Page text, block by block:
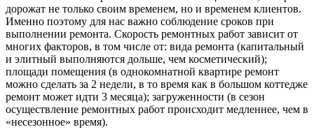
дорожат не только своим временем, но и временем клиентов.
Именно поэтому для нас важно соблюдение сроков при
выполнении ремонта. Скорость ремонтных работ зависит от
многих факторов, в том числе от: вида ремонта (капитальный
и элитный выполняются дольше, чем косметический);
площади помещения (в однокомнатной квартире ремонт
можно сделать за 2 недели, в то время как в большом коттедже
ремонт может идти 3 месяца); загруженности (в сезон
осуществление ремонтных работ происходит медленнее, чем в
«несезонное» время).